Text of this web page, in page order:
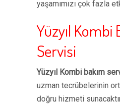
yaşamımızı çok fazla
Yüzyıl Kombi
Servisi
Yüzyıl Kombi bakım
uzman tecrübelerinin
doğru hizmeti